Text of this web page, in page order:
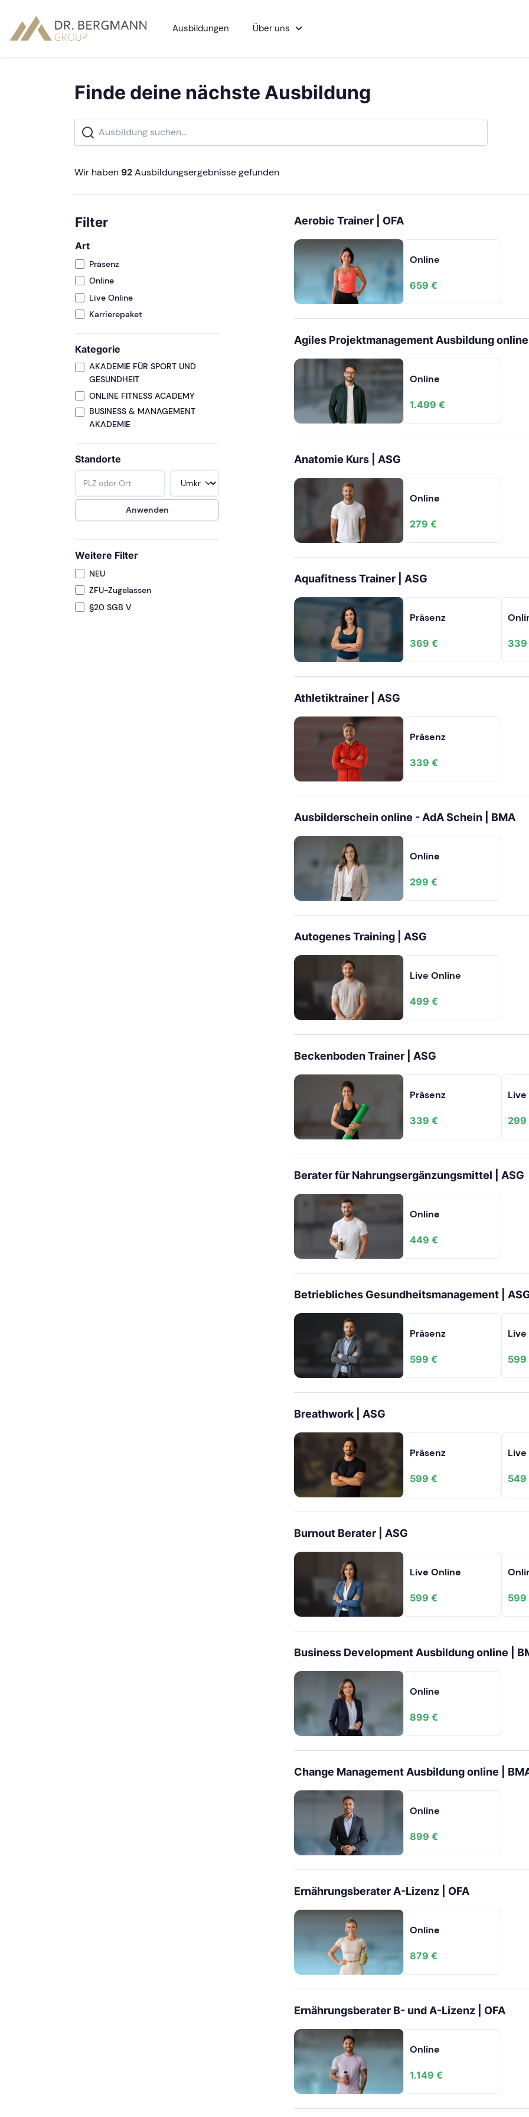
Ausbildungen Über uns
Finde deine nächste Ausbildung
Wir haben 92Ausbildungsergebnisse gefunden
Filter
Art
Präsenz
Online
Live Online
Karrierepaket
Kategorie
AKADEMIE FÜR SPORT UND
GESUNDHEIT
ONLINE FITNESS ACADEMY
BUSINESS & MANAGEMENT
AKADEMIE
Standorte
Weitere Filter
NEU
ZFU-Zugelassen
§20 SGB V
Aerobic Trainer | OFA
Online
659 €
Agiles Projektmanagement Ausbildung
Online
1.499 €
Anatomie Kurs | ASG
Online
279 €
Aquafitness Trainer | ASG
Präsenz
369 € 339
Athletiktrainer | ASG
Präsenz
339 €
Ausbilderschein online - AdA Schein | BMA
Online
299 €
Autogenes Training | ASG
Live Online
499 €
Beckenboden Trainer | ASG
Präsenz
339 € 299
Berater für Nahrungsergänzungsmittel | ASG
Online
449 €
Betriebliches Gesundheitsmanagement |
Präsenz
599 € 599
Breathwork | ASG
Präsenz
599 € 549
Burnout Berater | ASG
Live Online
599 € 599
Business Development Ausbildung online |
Online
899 €
Change Management Ausbildung online |
Online
899 €
Ernährungsberater A-Lizenz | OFA
Online
879 €
Ernährungsberater B- und A-Lizenz | OFA
Online
1.149 €